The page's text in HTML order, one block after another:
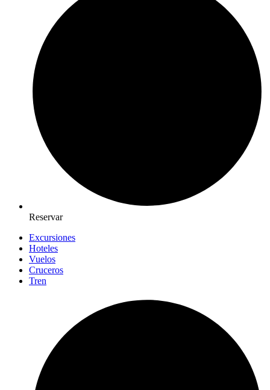
Reservar
Excursiones
Hoteles
Vuelos
Cruceros
Tren